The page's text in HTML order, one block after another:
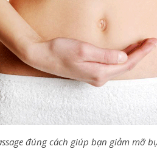
đúng cách giúp bạn giảm mỡ